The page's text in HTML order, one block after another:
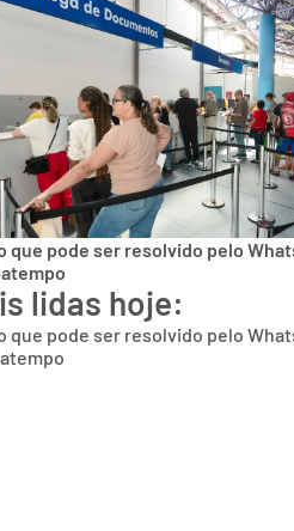
que pode ser resolvido pelo
lidas hoje:
que pode ser resolvido pelo